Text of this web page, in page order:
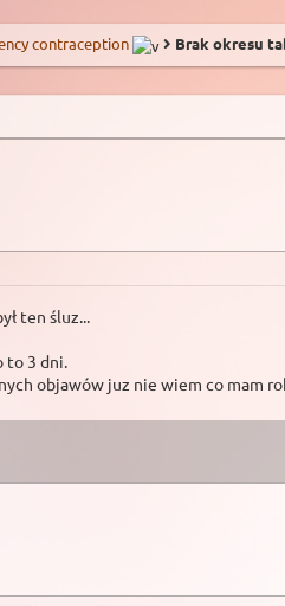
contraception Brak okresu
ten śluz...
to 3 dni.
objawów juz nie wiem co mam